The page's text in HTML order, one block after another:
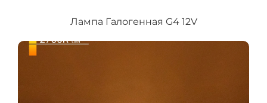
Лампа Галогенная G4 12V